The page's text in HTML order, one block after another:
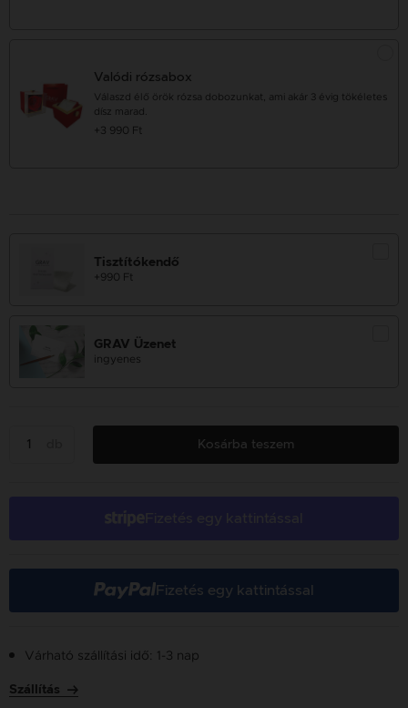
Valódi rózsabox
Válaszd élő örök rózsa dobozunkat, ami akár 3 évig tökéletes
dísz marad.
+3 990 Ft
Tisztítókendő
+990 Ft
GRAV Üzenet
ingyenes
Kosárba teszem
Fizetés egy kattintással
Várható szállítási idő: 1-3 nap
Szállítás